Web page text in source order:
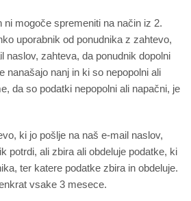
ni mogoče spremeniti na način iz 2.
uporabnik od ponudnika z zahtevo,
naslov, zahteva, da ponudnik dopolni
nanašajo nanj in ki so nepopolni ali
da so podatki nepopolni ali napačni, je
ki jo pošlje na naš e-mail naslov,
potrdi, ali zbira ali obdeluje podatke, ki
ter katere podatke zbira in obdeluje.
vsake 3 mesece.